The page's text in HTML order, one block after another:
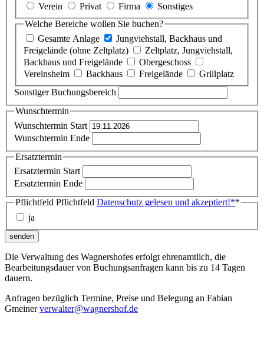
Verein
Privat Firma
Sonstiges
Welche Bereiche wollen Sie buchen?
Gesamte Anlage
Jungviehstall, Backhaus und
Freigelände (ohne Zeltplatz)
Zeltplatz, Jungviehstall,
Backhaus und Freigelände
Obergeschoss
Vereinsheim
Backhaus Freigelände
Grillplatz
Sonstiger Buchungsbereich
Wunschtermin
Wunschtermin Start
Wunschtermin Ende
Ersatztermin
Ersatztermin Start
Ersatztermin Ende
Pflichtfeld Pflichtfeld Datenschutz gelesen und akzeptiert!**
ja
senden
Die Verwaltung des Wagnershofes erfolgt ehrenamtlich, die
Bearbeitungsdauer von Buchungsanfragen kann bis zu 14 Tagen
dauern.
Anfragen bezüglich Termine, Preise und Belegung an Fabian
Gmeinerverwalter@wagnershof.de